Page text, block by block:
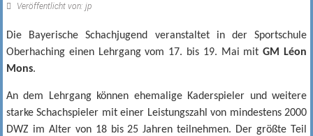
Veröffentlicht von: jp
Die Bayerische Schachjugend veranstaltet in der Sportschule
Oberhachingeinen Lehrgang vom 17. bis 19. Mai mitGM Léon
Mons.
An dem Lehrgang können ehemalige Kaderspieler und weitere
starke Schachspieler mit einer Leistungszahl von mindestens 2000
DWZ im Alter von 18 bis 25 Jahren teilnehmen. Der größte Teil